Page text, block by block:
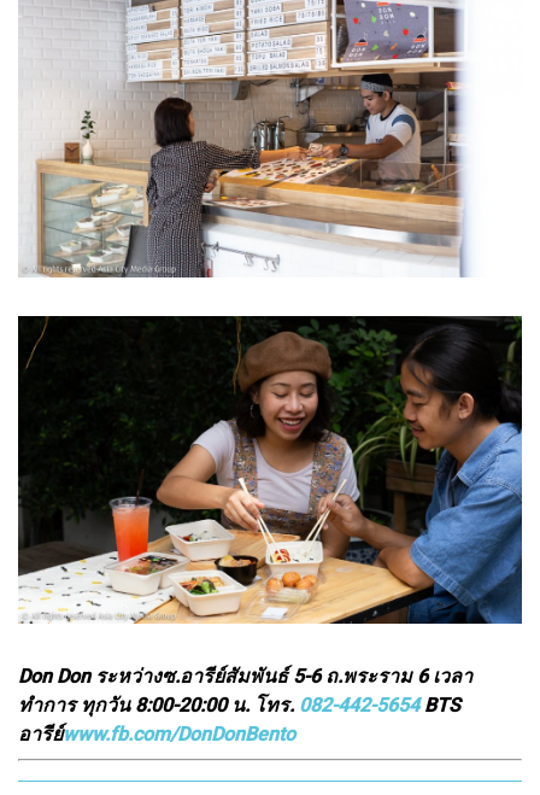
Don Don ระหว่างซ.อารีย์สัมพันธ์ 5-6 ถ.พระราม 6 เวลา
ทำการ ทุกวัน 8:00-20:00 น. โทร. 082-442-5654BTS
อารีย์www.fb.com/DonDonBento